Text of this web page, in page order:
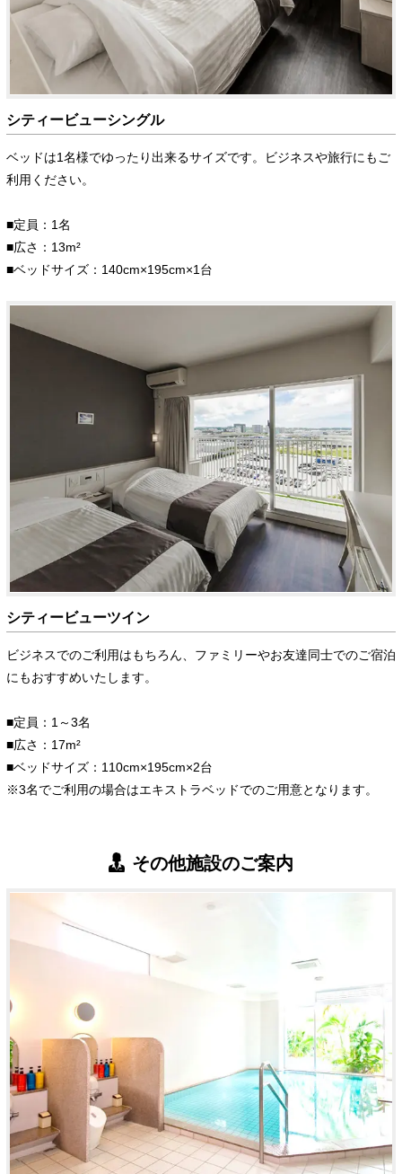
シティービューシングル
ベッドは1名様でゆったり出来るサイズです。ビジネスや旅行にもご
利用ください。
■定員：1名
■広さ：13m²
■ベッドサイズ：140cm×195cm×1台
シティービューツイン
ビジネスでのご利用はもちろん、ファミリーやお友達同士でのご宿泊
にもおすすめいたします。
■定員：1～3名
■広さ：17m²
■ベッドサイズ：110cm×195cm×2台
※3名でご利用の場合はエキストラベッドでのご用意となります。
その他施設のご案内